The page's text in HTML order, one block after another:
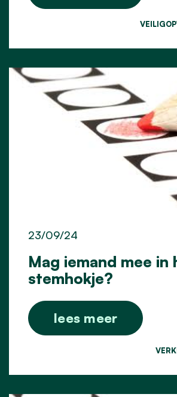
Mag iemand mee in
stemhokje?
23/09/24
lees meer